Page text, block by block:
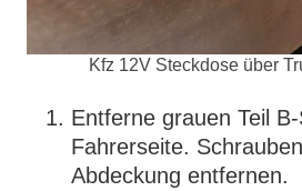
Kfz 12V Steckdose über
Entferne grauen Teil
Fahrerseite.
Abdeckung entfernen.